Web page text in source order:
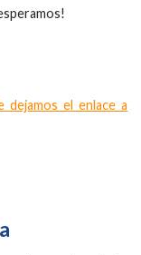
dejamos el enlace a